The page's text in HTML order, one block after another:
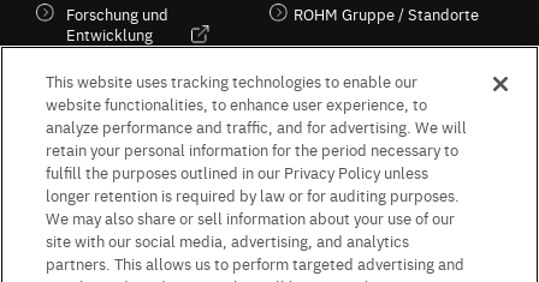
Forschung und
Entwicklung
Kultur / Wirtschaft
ROHM Gruppe / Standorte
Follow Us
This website uses tracking technologies to enable our
website functionalities, to enhance user experience, to
analyze performance and traffic, and for advertising. We will
retain your personal information for the period necessary to
fulfill the purposes outlined in our Privacy Policy unless
longer retention is required by law or for auditing purposes.
We may also share or sell information about your use of our
site with our social media, advertising, and analytics
partners. This allows us to perform targeted advertising and